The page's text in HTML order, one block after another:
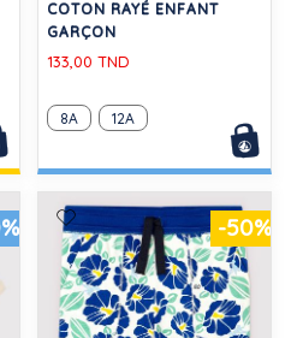
COTON RAYÉ ENFANT
GARÇON
133,00 TND
8A 12A
-50%